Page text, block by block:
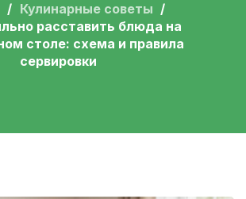
Кулинарные советы
расставить блюда на
столе: схема и правила
сервировки